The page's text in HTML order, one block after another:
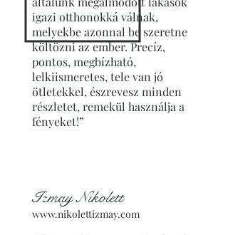
igazi otthonokká válnak,
melyekbe azonnal be szeretne
költözni az ember. Precíz,
pontos, megbízható,
lelkiismeretes, tele van jó
ötletekkel, észrevesz minden
részletet, remekül használja a
fényeket!”
Izmay Nikolett
www.nikolettizmay.com